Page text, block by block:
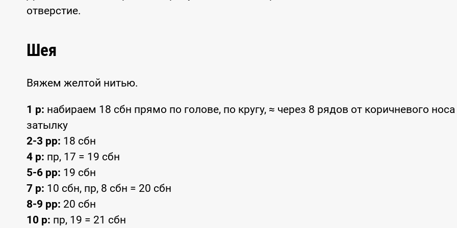
отверстие.
Шея
Вяжем желтой нитью.
1 р: набираем 18 сбн прямо по голове, по кругу, ≈ через 8 рядов от коричневого носа
затылку
2-3 рр: 18 сбн
4 р: пр, 17 = 19 сбн
5-6 рр: 19 сбн
7 р: 10 сбн, пр, 8 сбн = 20 сбн
8-9 рр: 20 сбн
10 р: пр, 19 = 21 сбн